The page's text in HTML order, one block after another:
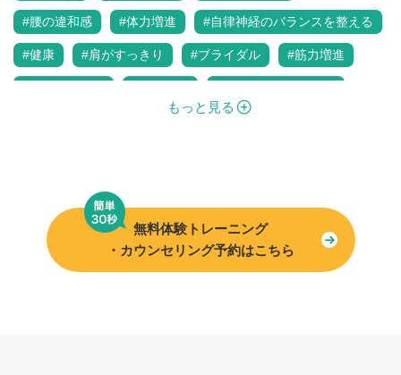
#腰の違和感 #体力増進 #自律神経のバランスを整える
#健康 #肩がすっきり #ブライダル #筋力増進
もっと見る
無料体験トレーニング
・カウンセリング予約はこちら